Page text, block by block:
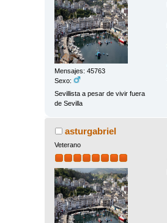
Mensajes: 45763
Sexo:
Sevillista a pesar de vivir fuera
de Sevilla
asturgabriel
Veterano